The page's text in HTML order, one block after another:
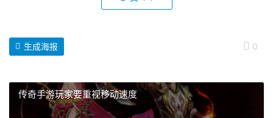
0
生成海报
传奇手游玩家要重视移动速度